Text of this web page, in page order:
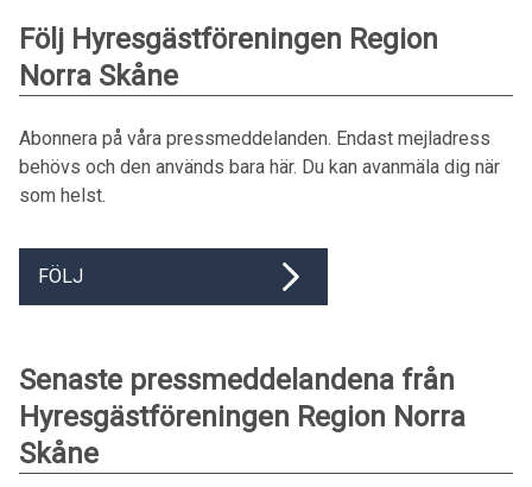
Följ Hyresgästföreningen Region
Norra Skåne
Abonnera på våra pressmeddelanden. Endast mejladress
behövs och den används bara här. Du kan avanmäla dig när
som helst.
FÖLJ
Senaste pressmeddelandena från
Hyresgästföreningen Region Norra
Skåne